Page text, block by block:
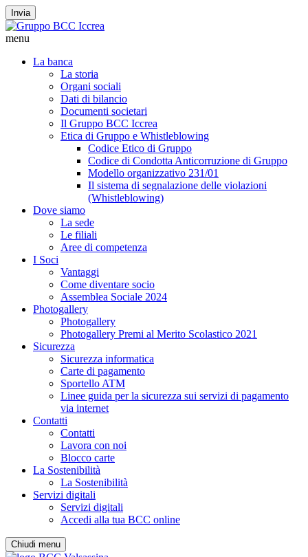
Invia
menu
La banca
La storia
Organi sociali
Dati di bilancio
Documenti societari
Il Gruppo BCC Iccrea
Etica di Gruppo e Whistleblowing
Codice Etico di Gruppo
Codice di Condotta Anticorruzione di Gruppo
Modello organizzativo 231/01
Il sistema di segnalazione delle violazioni
(Whistleblowing)
Dove siamo
La sede
Le filiali
Aree di competenza
I Soci
Vantaggi
Come diventare socio
Assemblea Sociale 2024
Photogallery
Photogallery
Photogallery Premi al Merito Scolastico 2021
Sicurezza
Sicurezza informatica
Carte di pagamento
Sportello ATM
Linee guida per la sicurezza sui servizi di pagamento
via internet
Contatti
Contatti
Lavora con noi
Blocco carte
La Sostenibilità
La Sostenibilità
Servizi digitali
Servizi digitali
Accedi alla tua BCC online
Chiudi menu